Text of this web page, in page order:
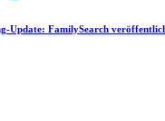
Update: FamilySearch